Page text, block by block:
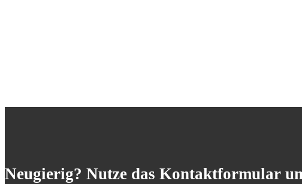
Neugierig? Nutze das Kontaktformular